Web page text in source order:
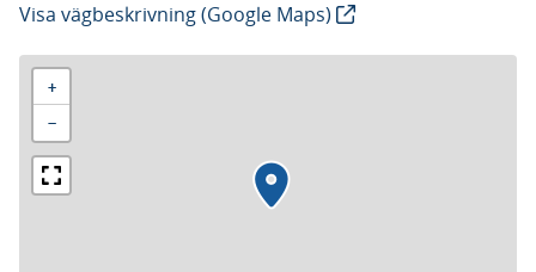
Visa vägbeskrivning (Google Maps)
+
−